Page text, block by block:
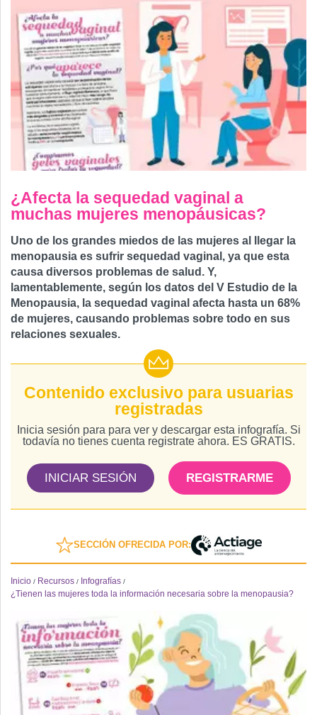
¿Afecta la sequedad vaginal a
muchas mujeres menopáusicas?
Uno de los grandes miedos de las mujeres al llegar la
menopausia es sufrir sequedad vaginal, ya que esta
causa diversos problemas de salud. Y,
lamentablemente, según los datos del V Estudio de la
Menopausia, la sequedad vaginal afecta hasta un 68%
de mujeres, causando problemas sobre todo en sus
relaciones sexuales.
Contenido exclusivo para usuarias
registradas
Inicia sesión para para ver y descargar esta infografía. Si
todavía no tienes cuenta registrate ahora. ES GRATIS.
INICIAR SESIÓN REGISTRARME
SECCIÓN OFRECIDA POR:
Inicio / Recursos / Infografías /
¿Tienen las mujeres toda la información necesaria sobre la menopausia?